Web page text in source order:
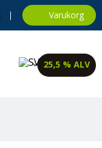
Varukorg
25,5 % ALV